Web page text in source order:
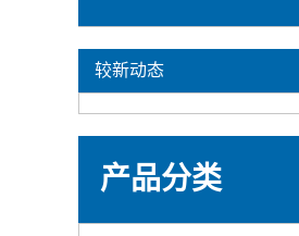
较新动态
产品分类